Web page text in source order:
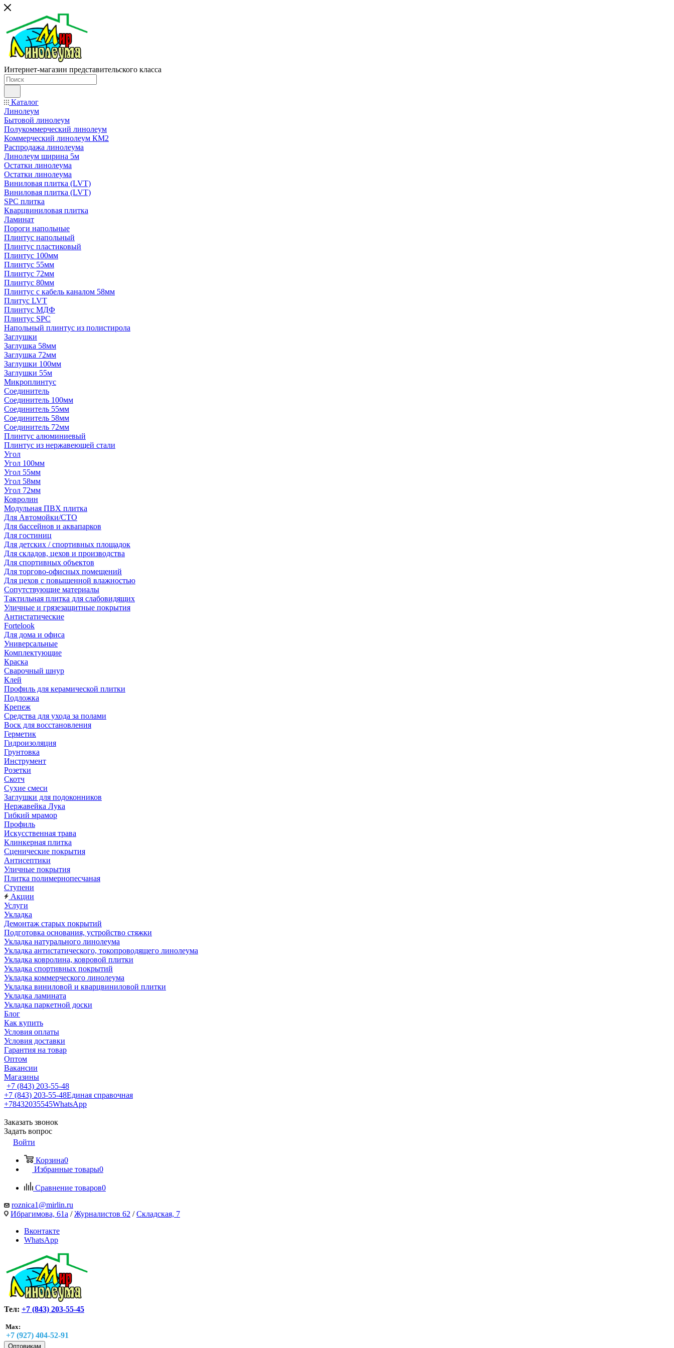
Интернет-магазин представительского класса
Каталог
Линолеум
Бытовой линолеум
Полукоммерческий линолеум
Коммерческий линолеум КМ2
Распродажа линолеума
Линолеум ширина 5м
Остатки линолеума
Остатки линолеума
Виниловая плитка (LVT)
Виниловая плитка (LVT)
SPC плитка
Кварцвиниловая плитка
Ламинат
Пороги напольные
Плинтус напольный
Плинтус пластиковый
Плинтус 100мм
Плинтус 55мм
Плинтус 72мм
Плинтус 80мм
Плинтус с кабель каналом 58мм
Плитус LVT
Плинтус МДФ
Плинтус SPC
Напольный плинтус из полистирола
Заглушки
Заглушка 58мм
Заглушка 72мм
Заглушки 100мм
Заглушки 55м
Микроплинтус
Соединитель
Соединитель 100мм
Соединитель 55мм
Соединитель 58мм
Соединитель 72мм
Плинтус алюминиевый
Плинтус из нержавеющей стали
Угол
Угол 100мм
Угол 55мм
Угол 58мм
Угол 72мм
Ковролин
Модульная ПВХ плитка
Для Автомойки/СТО
Для бассейнов и аквапарков
Для гостиниц
Для детских / спортивных площадок
Для складов, цехов и производства
Для спортивных объектов
Для торгово-офисных помещений
Для цехов с повышенной влажностью
Сопутствующие материалы
Тактильная плитка для слабовидящих
Уличные и грязезащитные покрытия
Антистатические
Fortelook
Для дома и офиса
Универсальные
Комплектующие
Краска
Сварочный шнур
Клей
Профиль для керамической плитки
Подложка
Крепеж
Средства для ухода за полами
Воск для восстановления
Герметик
Гидроизоляция
Грунтовка
Инструмент
Розетки
Скотч
Сухие смеси
Заглушки для подоконников
Нержавейка Лука
Гибкий мрамор
Профиль
Искусственная трава
Клинкерная плитка
Сценические покрытия
Антисептики
Уличные покрытия
Плитка полимернопесчаная
Ступени
Акции
Услуги
Укладка
Демонтаж старых покрытий
Подготовка основания, устройство стяжки
Укладка натурального линолеума
Укладка антистатического, токопроводящего линолеума
Укладка ковролина, ковровой плитки
Укладка спортивных покрытий
Укладка коммерческого линолеума
Укладка виниловой и кварцвиниловой плитки
Укладка ламината
Укладка паркетной доски
Блог
Как купить
Условия оплаты
Условия доставки
Гарантия на товар
Оптом
Вакансии
Магазины
+7 (843) 203-55-48
+7 (843) 203-55-48Единая справочная
+78432035545WhatsApp
Заказать звонок
Задать вопрос
Войти
Корзина0
Избранные товары0
Сравнение товаров0
roznica1@mirlin.ru
Ибрагимова, 61а /Журналистов 62 /Складская, 7
Вконтакте
WhatsApp
Тел: +7 (843) 203-55-45
Max:
+7 (927) 404-52-91
Оптовикам